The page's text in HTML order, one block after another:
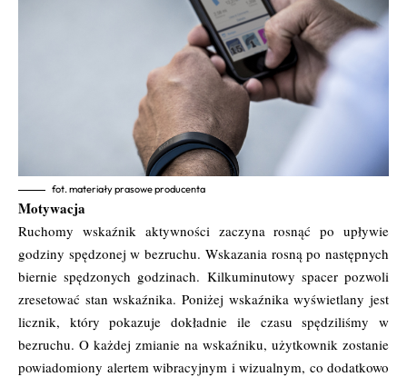
fot. materiały prasowe producenta
Motywacja
Ruchomy wskaźnik aktywności zaczyna rosnąć po upływie
godziny spędzonej w bezruchu. Wskazania rosną po następnych
biernie spędzonych godzinach. Kilkuminutowy spacer pozwoli
zresetować stan wskaźnika. Poniżej wskaźnika wyświetlany jest
licznik, który pokazuje dokładnie ile czasu spędziliśmy w
bezruchu. O każdej zmianie na wskaźniku, użytkownik zostanie
powiadomiony alertem wibracyjnym i wizualnym, co dodatkowo